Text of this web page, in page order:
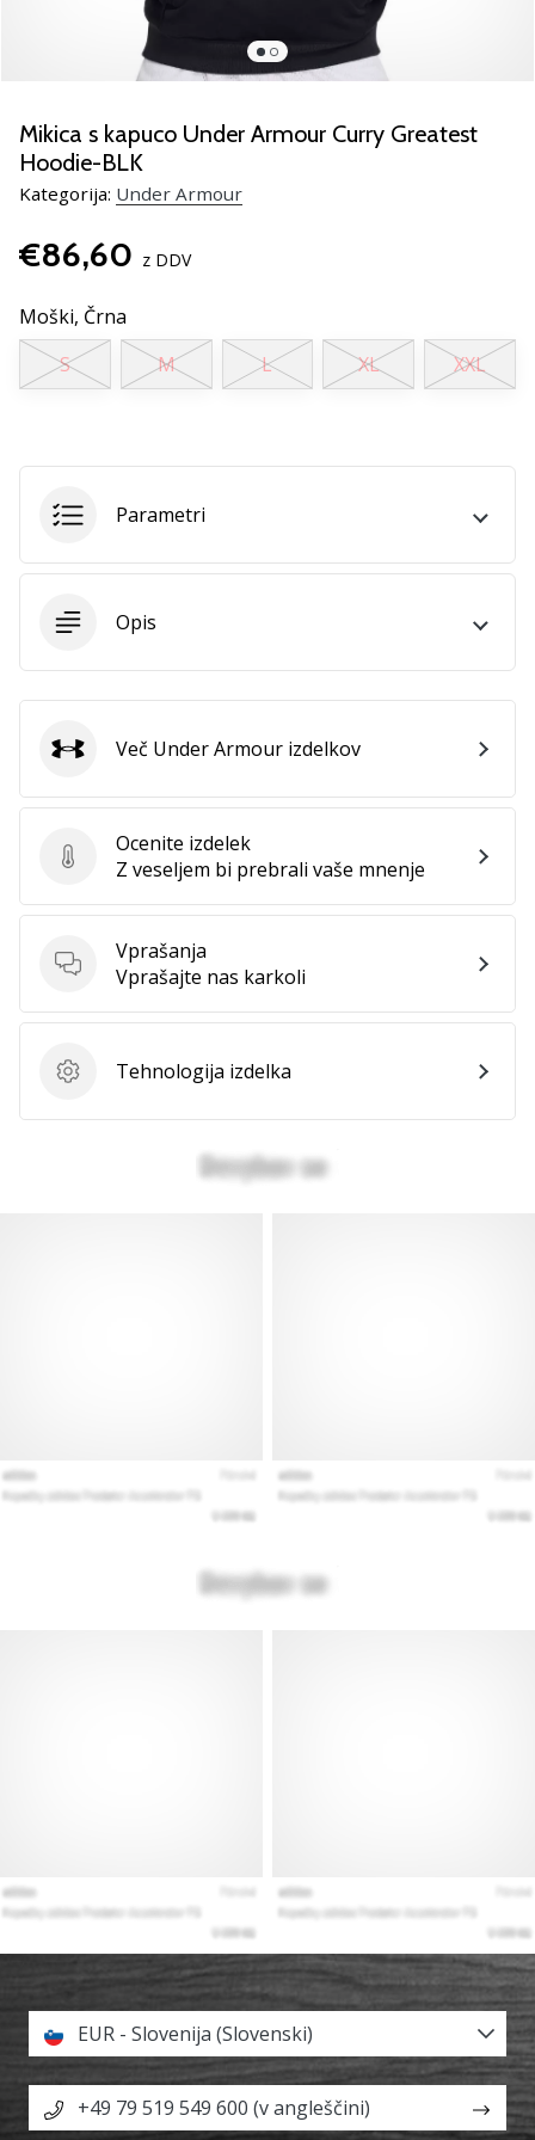
kot
brend
ambasador/ka.
vse
članke
Mikica s kapuco Under Armour Curry Greatest
Hoodie-BLK
Kategorija: Under Armour
€86,60 z DDV
Moški, Črna
S
M L XL XXL
Parametri
Opis
Ocenite izdelek
Ocenite izdelek
Z veseljem bi prebrali vaše mnenje
Vprašanja
Vprašanja
Vprašajte nas karkoli
Tehnologija izdelka
Tehnologija izdelka
Under Armour
Več Under Armour izdelkov
EUR - Slovenija (Slovenski)
+49 79 519 549 600 (v angleščini)